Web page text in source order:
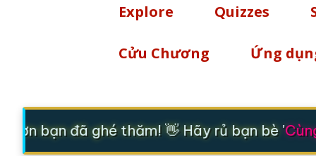
Explore Quizzes
Cửu Chương Ứng
ơn bạn đã ghé thăm! 👋 Hãy rủ bạn bè '